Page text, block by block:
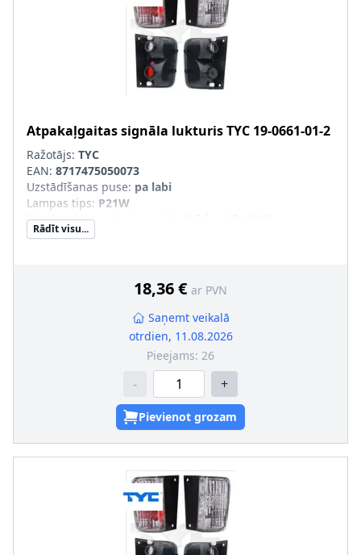
Atpakaļgaitas signāla lukturisTYC 19-0661-01-2
Ražotājs: TYC
EAN: 8717475050073
Uzstādīšanas puse: pa labi
Lampas tips: P21W
Ekspluatācijas atļaujas veids
Papildus artikuls/Papildus informācija
Rādīt visu...
18,36 € ar PVN
Saņemt veikalā
otrdien, 11.08.2026
Pieejams: 26
- +
Pievienot grozam